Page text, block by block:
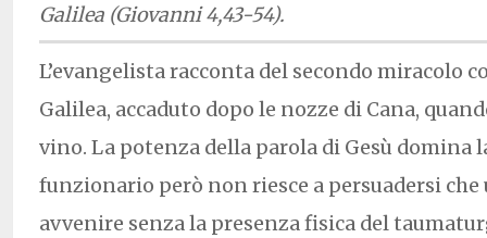
Galilea (Giovanni 4,43-54).
L’evangelista racconta del secondo miracolo
Galilea, accaduto dopo le nozze di Cana,
vino. La potenza della parola di Gesù domina
funzionario però non riesce a persuadersi che
avvenire senza la presenza fisica del